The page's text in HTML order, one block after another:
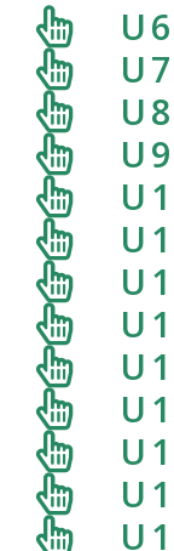
U6
U7
U8
U9